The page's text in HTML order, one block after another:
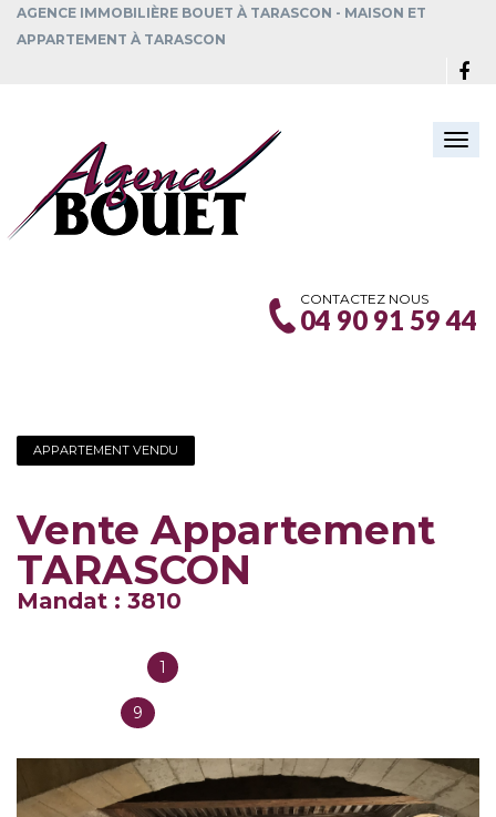
AGENCE IMMOBILIÈRE BOUET À TARASCON - MAISON ET
APPARTEMENT À TARASCON
CONTACTEZ NOUS
04 90 91 59 44
APPARTEMENT VENDU
Vente Appartement
TARASCON
Mandat : 3810
1
9